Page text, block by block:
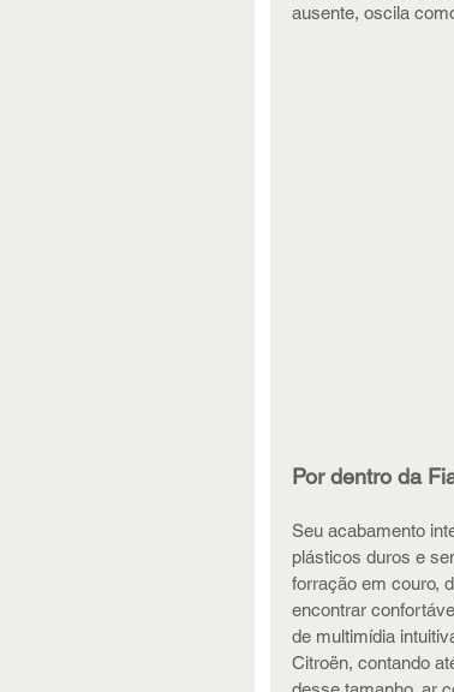
ausente, oscila
Por dentro da
Seu acabamento
plásticos duros e
forração em couro,
encontrar
de multimídia
Citroën, contando